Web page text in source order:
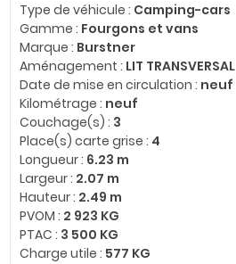
Type de véhicule : Camping-cars
Gamme : Fourgons et vans
Marque : Burstner
Aménagement : LIT TRANSVERSAL
Date de mise en circulation : neuf
Kilométrage : neuf
Couchage(s) : 3
Place(s) carte grise : 4
Longueur : 6.23 m
Largeur : 2.07 m
Hauteur : 2.49 m
PVOM : 2 923 KG
PTAC : 3 500 KG
Charge utile : 577 KG